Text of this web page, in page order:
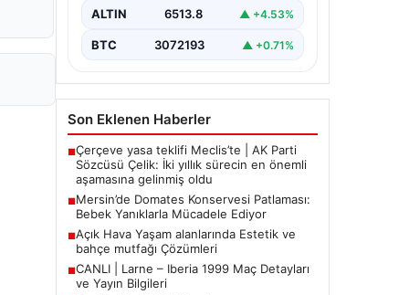
Aile, misafirlikte oldukları…
ALTIN 6513.8 ▲ +4.53%
BTC 3072193 ▲ +0.71%
Son Eklenen Haberler
■Çerçeve yasa teklifi Meclis’te | AK Parti
Sözcüsü Çelik: İki yıllık sürecin en önemli
aşamasına gelinmiş oldu
■Mersin’de Domates Konservesi Patlaması:
Bebek Yanıklarla Mücadele Ediyor
■Açık Hava Yaşam alanlarında Estetik ve
bahçe mutfağı Çözümleri
■CANLI | Larne – Iberia 1999 Maç Detayları
ve Yayın Bilgileri